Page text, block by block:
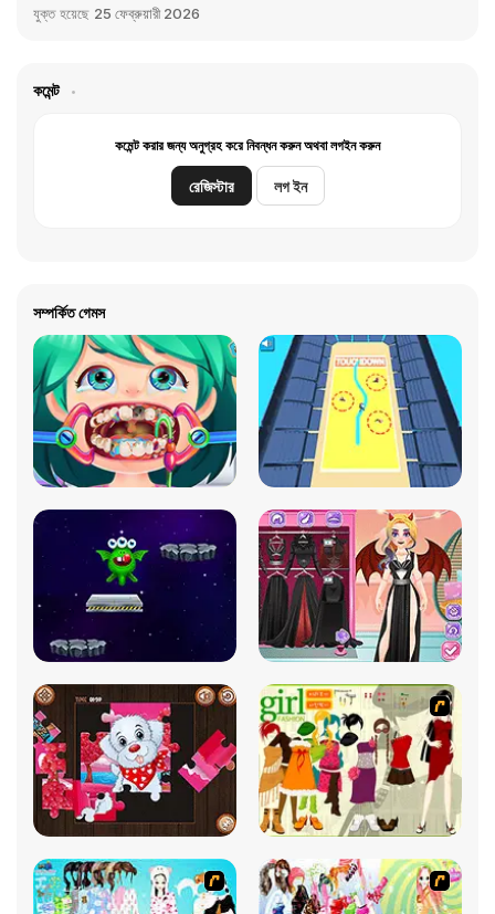
যুক্ত হয়েছে 25 ফেব্রুয়ারী 2026
কমেন্ট
কমেন্ট করার জন্য অনুগ্রহ করে নিবন্ধন করুন অথবা লগইন করুন
রেজিস্টার লগ ইন
সম্পর্কিত গেমস